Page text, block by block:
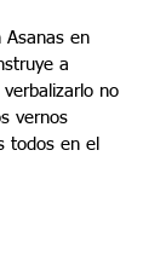
Asanas en
a
no
vernos
todos en el